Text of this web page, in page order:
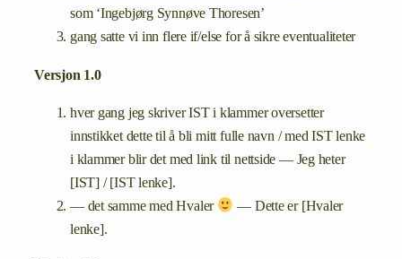
som ‘Ingebjørg Synnøve Thoresen’
gang satte vi inn flere if/else for å sikre eventualiteter
Versjon 1.0
hver gang jeg skriver IST i klammer oversetter
innstikket dette til å bli mitt fulle navn / med IST lenke
i klammer blir det med link til nettside — Jeg heter
[IST] / [IST lenke].
— det samme med Hvaler
— Dette er [Hvaler
lenke].